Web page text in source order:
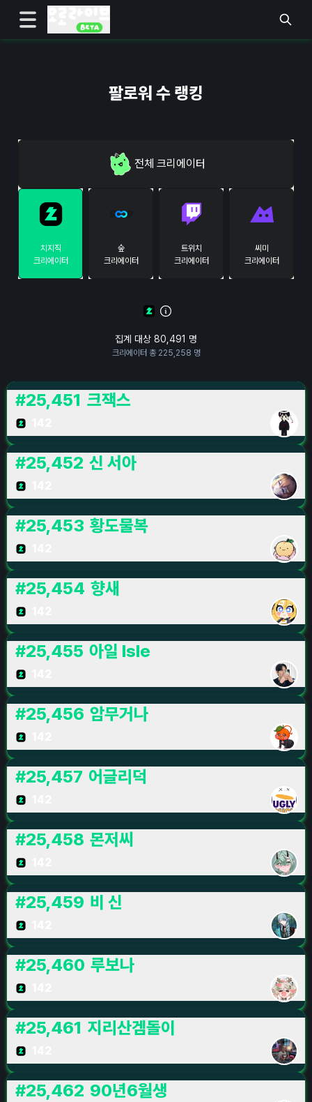
팔로워 수 랭킹
전체 크리에이터
치지직
크리에이터
숲
크리에이터
트위치
크리에이터
씨미
크리에이터
집계 대상 80,491 명
크리에이터 총 225,258 명
#25,451 크잭스
#25,452 신 서아
#25,453 황도물복
#25,454 향새
#25,455 아일 Isle
#25,456 암무거나
#25,457 어글리덕
#25,458 몬저씨
#25,459 비 신
#25,460 루보나
#25,461 지리산겜돌이
#25,462 90년6월생